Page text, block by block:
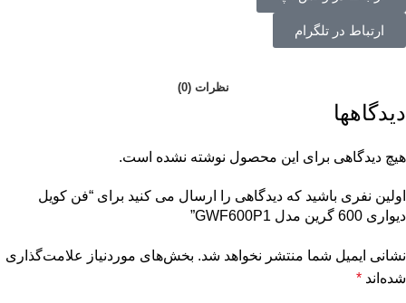
ارتباط در تلگرام
نظرات (0)
دیدگاهها
هیچ دیدگاهی برای این محصول نوشته نشده است.
اولین نفری باشید که دیدگاهی را ارسال می کنید برای “فن کویل
دیواری 600 گرین مدل GWF600P1”
نشانی ایمیل شما منتشر نخواهد شد. بخش‌های موردنیاز علامت‌گذاری
شده‌اند *